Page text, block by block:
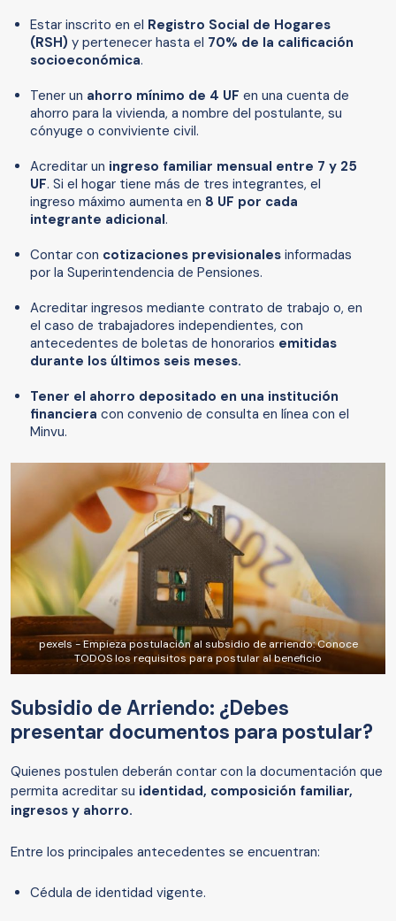
Estar inscrito en el Registro Social de Hogares
(RSH) y pertenecer hasta el 70% de la calificación
socioeconómica.
Tener un ahorro mínimo de 4 UF en una cuenta de
ahorro para la vivienda, a nombre del postulante, su
cónyuge o conviviente civil.
Acreditar un ingreso familiar mensual entre 7 y 25
UF. Si el hogar tiene más de tres integrantes, el
ingreso máximo aumenta en 8 UF por cada
integrante adicional.
Contar con cotizaciones previsionales informadas
por la Superintendencia de Pensiones.
Acreditar ingresos mediante contrato de trabajo o, en
el caso de trabajadores independientes, con
antecedentes de boletas de honorarios emitidas
durante los últimos seis meses.
Tener el ahorro depositado en una institución
financiera con convenio de consulta en línea con el
Minvu.
pexels - Empieza postulación al subsidio de arriendo: Conoce
TODOS los requisitos para postular al beneficio
Subsidio de Arriendo: ¿Debes
presentar documentos para postular?
Quienes postulen deberán contar con la documentación que
permita acreditar su identidad, composición familiar,
ingresos y ahorro.
Entre los principales antecedentes se encuentran:
Cédula de identidad vigente.